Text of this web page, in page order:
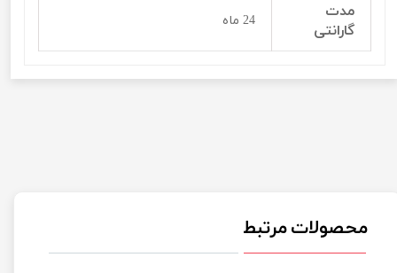
مدت
گارانتی
24 ماه
محصولات مرتبط